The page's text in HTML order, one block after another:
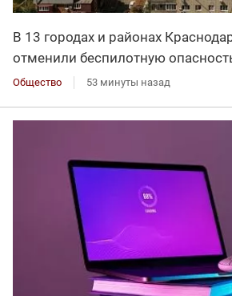
В 13 городах и районах
отменили беспилотную
Общество 53 минуты назад